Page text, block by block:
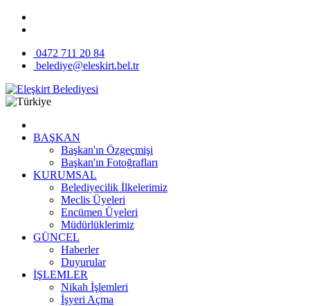
0472 711 20 84
belediye@eleskirt.bel.tr
BAŞKAN
Başkan'ın Özgeçmişi
Başkan'ın Fotoğrafları
KURUMSAL
Belediyecilik İlkelerimiz
Meclis Üyeleri
Encümen Üyeleri
Müdürlüklerimiz
GÜNCEL
Haberler
Duyurular
İŞLEMLER
Nikah İşlemleri
İşyeri Açma